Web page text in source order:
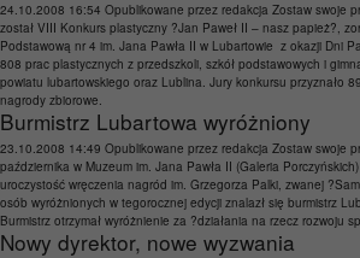
24.10.2008 16:54 Opublikowane przez redakcja Zostaw swoje
został VIII Konkurs plastyczny ?Jan Paweł II – nasz papież?,
Podstawową nr 4 im. Jana Pawła II w Lubartowie z okazji Dni
808 prac plastycznych z przedszkoli, szkół podstawowych i
powiatu lubartowskiego oraz Lublina. Jury konkursu przyznało
nagrody zbiorowe.
Burmistrz Lubartowa wyróżniony
23.10.2008 14:49 Opublikowane przez redakcja Zostaw swoje
października w Muzeum im. Jana Pawła II (Galeria
uroczystość wręczenia nagród im. Grzegorza Palki, zwanej
osób wyróżnionych w tegorocznej edycji znalazł się burmistrz
Burmistrz otrzymał wyróżnienie za ?działania na rzecz rozwoju
Nowy dyrektor, nowe wyzwania